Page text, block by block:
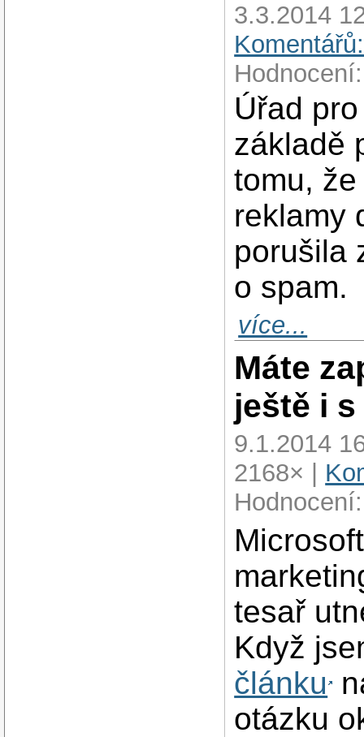
3.3.2014
Úřad
základě
tomu,
reklamy
porušila
o spam.
více...
Máte
ještě i
9.1.2014
2168× |
tesař
Když
článku
otázku